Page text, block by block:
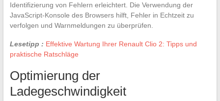
Identifizierung von Fehlern erleichtert. Die Verwendung der
JavaScript-Konsole des Browsers hilft, Fehler in Echtzeit zu
verfolgen und Warnmeldungen zu überprüfen.
Lesetipp : Effektive Wartung Ihrer Renault Clio 2: Tipps und
praktische Ratschläge
Optimierung der
Ladegeschwindigkeit